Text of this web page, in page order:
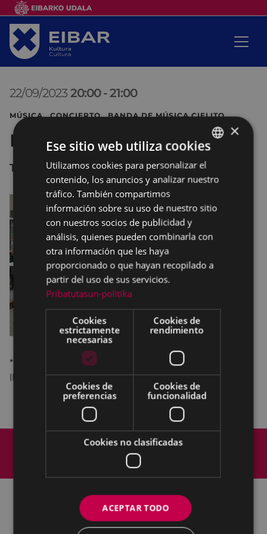
22/09/2023 20:00 -21:00
MÚSICA CONCIERTO BANDA DE MÚSICA CIELITO
Banda de música Cielito
Toribio Etxeberria kalea
* Concierto en la calle Toribio ETxebarria. En caso de
lluvia se traslada a Errebal Plazia.
Mapa del Sitio
Aviso legal
Política de cookies
Accesibilidad
Todas las redes sociales del Ayuntamiento
BASQUE
SPANISH
×
Ese sitio web utiliza cookies
Utilizamos cookies para personalizar el
contenido, los anuncios y analizar nuestro
tráfico. También compartimos
información sobre su uso de nuestro sitio
con nuestros socios de publicidad y
análisis, quienes pueden combinarla con
otra información que les haya
proporcionado o que hayan recopilado a
partir del uso de sus servicios.
Pribatutasun-politika
Cookies
estrictamente
necesarias
Cookies de
rendimiento
Cookies de
preferencias
Cookies de
funcionalidad
Cookies no clasificadas
ACEPTAR TODO